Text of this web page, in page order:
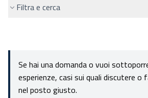
Filtra e cerca
Se hai una domanda o vuoi
esperienze, casi sui quali discutere o
nel posto giusto.